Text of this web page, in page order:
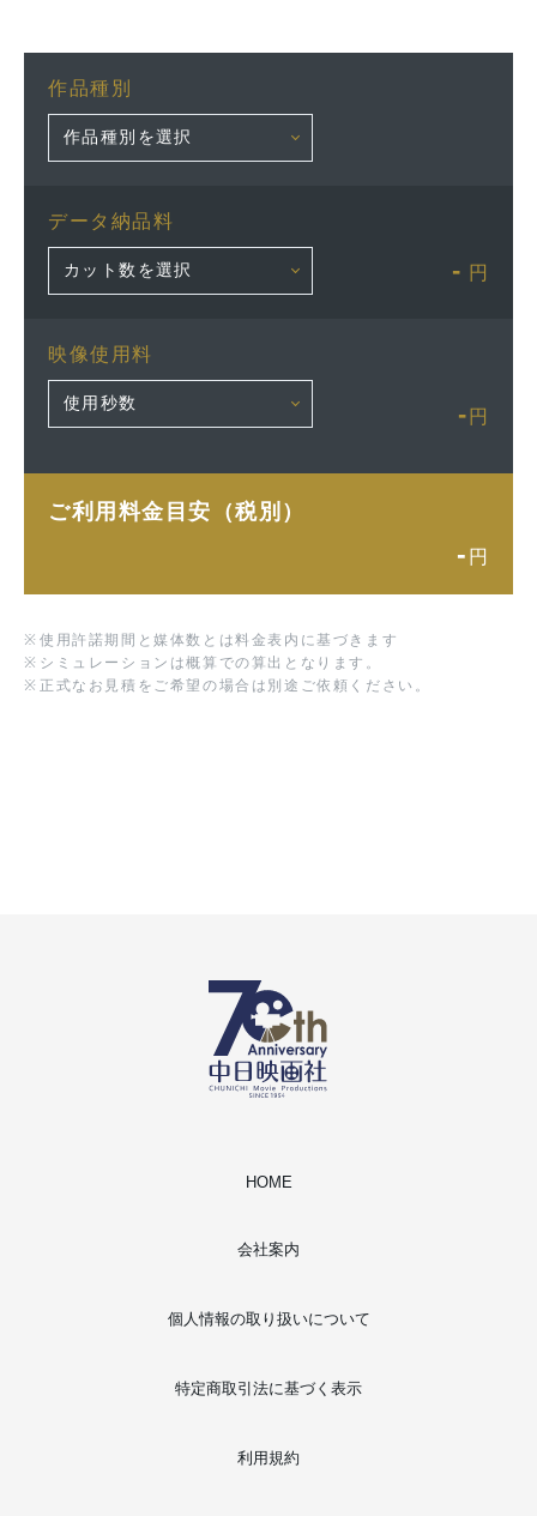
作品種別
データ納品料
- 円
映像使用料
- 円
ご利用料金目安（税別）
- 円
※ 使用許諾期間と媒体数とは料金表内に基づきます
※ シミュレーションは概算での算出となります。
※ 正式なお見積をご希望の場合は別途ご依頼ください。
HOME
会社案内
個人情報の取り扱いについて
特定商取引法に基づく表示
利用規約